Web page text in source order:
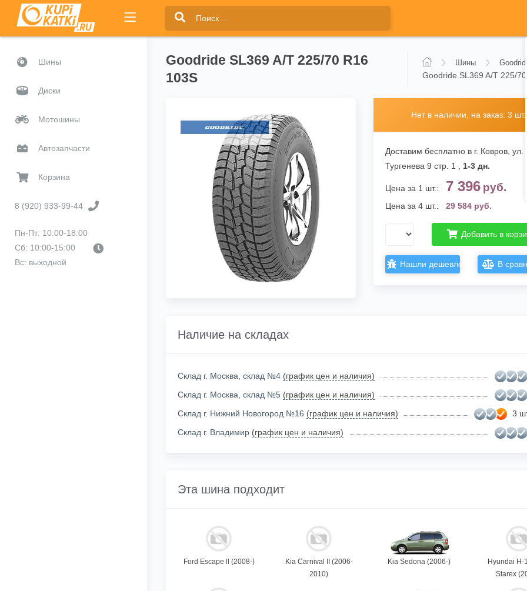
Шины
Диски
Мотошины
Автозапчасти
Корзина
8 (920) 933-99-44
Пн-Пт: 10:00-18:00
Сб: 10:00-15:00
Вс: выходной
Goodride SL369 A/T 225/70 R16
103S
Шины Goodride
Goodride SL369 A/T 225/70
Нет в наличии, на заказ: 3 шт.
Доставим бесплатно в г. Ковров,ул.
Тургенева 9 стр. 1
1-3 дн.
Цена за 1 шт.: 7 396 руб.
Цена за 4 шт.: 29 584 руб.
Добавить в
Нашли дешевле? В
Наличие на складах
Склад г. Москва, склад №4 (график цен и наличия)
Склад г. Москва, склад №5 (график цен и наличия)
Склад г. Нижний Новогород №16 (график цен и наличия)
3
Склад г. Владимир (график цен и наличия)
Эта шина подходит
Ford Escape ll (2008-)
Kia Carnival II (2006-
2010)
Kia Sedona (2006-)
Hyundai H-
Starex